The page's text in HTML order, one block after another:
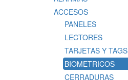
ACCESOS
PANELES
LECTORES
TARJETAS Y TAGS
BIOMETRICOS
CERRADURAS